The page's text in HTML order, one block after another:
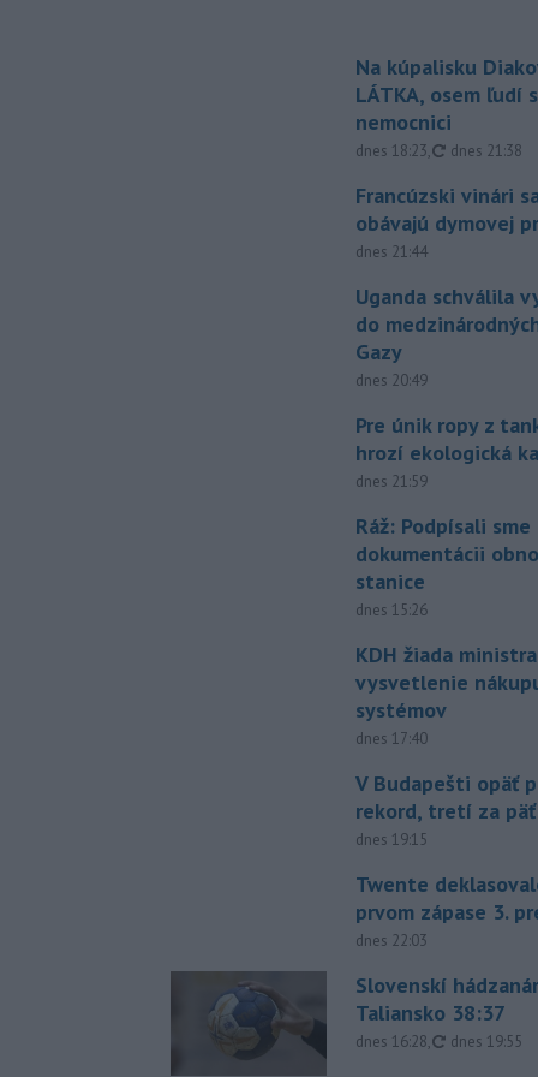
Na kúpalisku
LÁTKA, osem ľudí
nemocnici
dnes 18:23, aktualizované
dnes 21:38
Francúzski vinári
obávajú dymovej
dnes 21:44
Uganda schválila
do
Gazy
dnes 20:49
Pre únik ropy z
hrozí ekologická
dnes 21:59
Ráž: Podpísali
dokumentácii
stanice
dnes 15:26
KDH žiada
vysvetlenie
systémov
dnes 17:40
V Budapešti opäť
rekord, tretí za
dnes 19:15
Twente
prvom zápase 3.
dnes 22:03
Slovenskí
Taliansko 38:37
dnes 16:28, aktualizované
dnes 19:55